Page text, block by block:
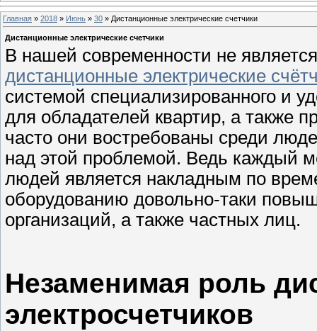
Главная » 2018 » Июнь » 30 » Дистанционные электрические счетчики
Дистанционные электрические счетчики
В нашей современности не
дистанционные электрические
системой специализированного и
для обладателей квартир, а также
часто они востребованы среди
над этой проблемой. Ведь каждый
людей является накладным по
оборудованию довольно-таки
организаций, а также частных лиц.
Незаменимая роль
электросчетчиков